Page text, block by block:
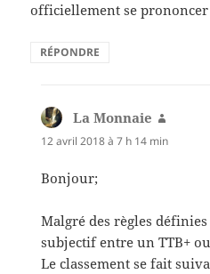
officiellement se prononcer
RÉPONDRE
La Monnaie
12 avril 2018 à 7 h 14 min
Bonjour;
Malgré des règles
subjectif entre un TTB+
Le classement se fait